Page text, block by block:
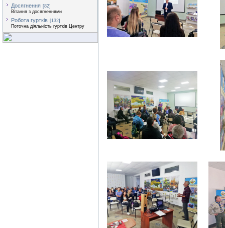
Досягнення [82]
Вітання з досягненнями
Робота гуртків [132]
Поточна діяльність гуртків Центру